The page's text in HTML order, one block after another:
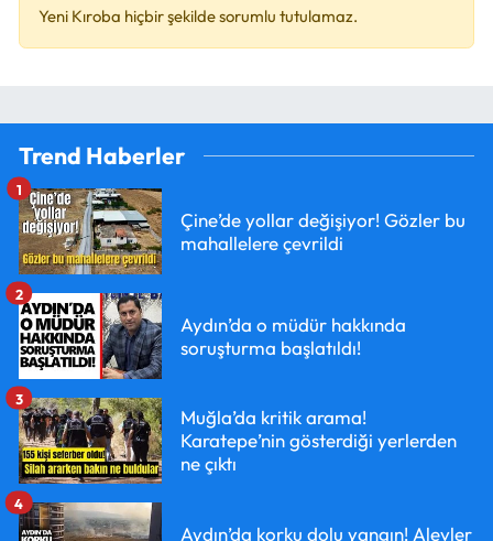
Yeni Kıroba hiçbir şekilde sorumlu tutulamaz.
Trend Haberler
Çine’de yollar değişiyor! Gözler bu
mahallelere çevrildi
1
Aydın’da o müdür hakkında
soruşturma başlatıldı!
2
Muğla’da kritik arama!
Karatepe’nin gösterdiği yerlerden
ne çıktı
3
Aydın’da korku dolu yangın! Alevler
4